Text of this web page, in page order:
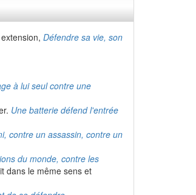
Défendre sa vie, son
à lui seul contre une
Une batterie défend l'entrée
contre un assassin, contre un
du monde, contre les
dans le même sens et